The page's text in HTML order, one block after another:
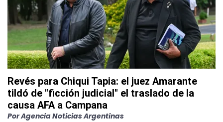
Revés para Chiqui Tapia: el juez Amarante
tildó de "ficción judicial" el traslado de la
causa AFA a Campana
PorAgencia Noticias Argentinas